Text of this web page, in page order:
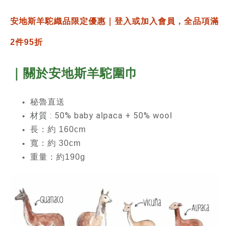
安地斯羊駝織品限定優惠｜登入或加入會員，全品項滿
2件95折
｜關於安地斯羊駝圍巾
秘魯直送
材質 : 50% baby alpaca + 50% wool
長：約 160cm
寬：約 30cm
重量：約190g